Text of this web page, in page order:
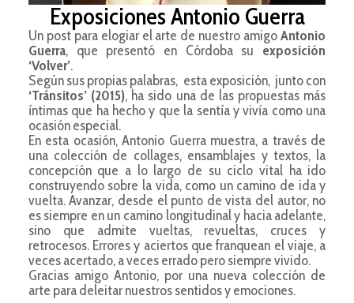
Exposiciones Antonio Guerra
Un post para elogiar el arte de nuestro amigoAntonio
Guerra, que presentó en Córdoba su exposición
‘Volver’.
Según sus propias palabras, esta exposición, junto con
‘Tránsitos’ (2015), ha sido una de las propuestas más
íntimas que ha hecho y que la sentía y vivía como una
ocasión especial.
En esta ocasión, Antonio Guerra muestra, a través de
una colección de collages, ensamblajes y textos, la
concepción que a lo largo de su ciclo vital ha ido
construyendo sobre la vida, como un camino de ida y
vuelta. Avanzar, desde el punto de vista del autor, no
es siempre en un camino longitudinal y hacia adelante,
sino que admite vueltas, revueltas, cruces y
retrocesos. Errores y aciertos que franquean el viaje, a
veces acertado, a veces errado pero siempre vivido.
Gracias amigo Antonio, por una nueva colección de
arte para deleitar nuestros sentidos y emociones.